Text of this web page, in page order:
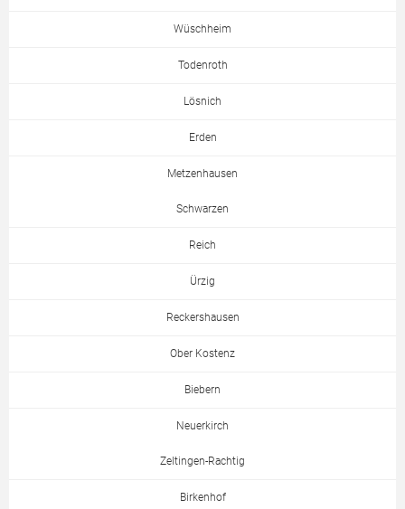
Wüschheim
Todenroth
Lösnich
Erden
Metzenhausen
Schwarzen
Reich
Ürzig
Reckershausen
Ober Kostenz
Biebern
Neuerkirch
Zeltingen-Rachtig
Birkenhof